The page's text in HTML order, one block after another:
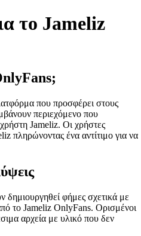
το Jameliz
που προσφέρει στους
περιεχόμενο που
Jameliz. Οι χρήστες
πληρώνοντας ένα αντίτιμο για να
δημιουργηθεί φήμες σχετικά με
το Jameliz OnlyFans. Ορισμένοι
αρχεία με υλικό που δεν